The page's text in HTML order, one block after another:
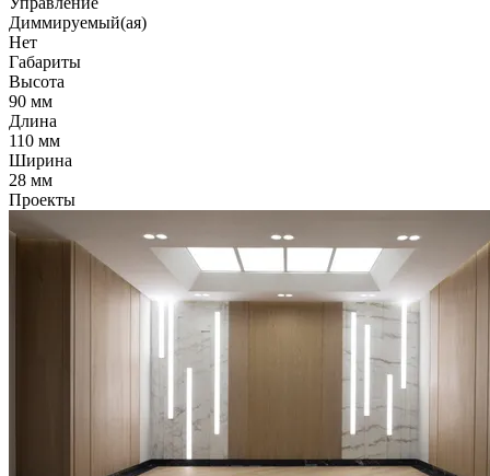
Диммируемый(ая)
Нет
Габариты
Высота
90 мм
Длина
110 мм
Ширина
28 мм
Проекты